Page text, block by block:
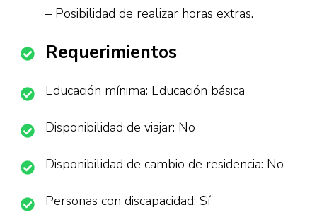
– Posibilidad de realizar horas extras.
Requerimientos
Educación mínima: Educación básica
Disponibilidad de viajar: No
Disponibilidad de cambio de residencia: No
Personas con discapacidad: Sí